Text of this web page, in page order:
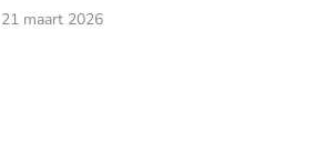
21 maart 2026